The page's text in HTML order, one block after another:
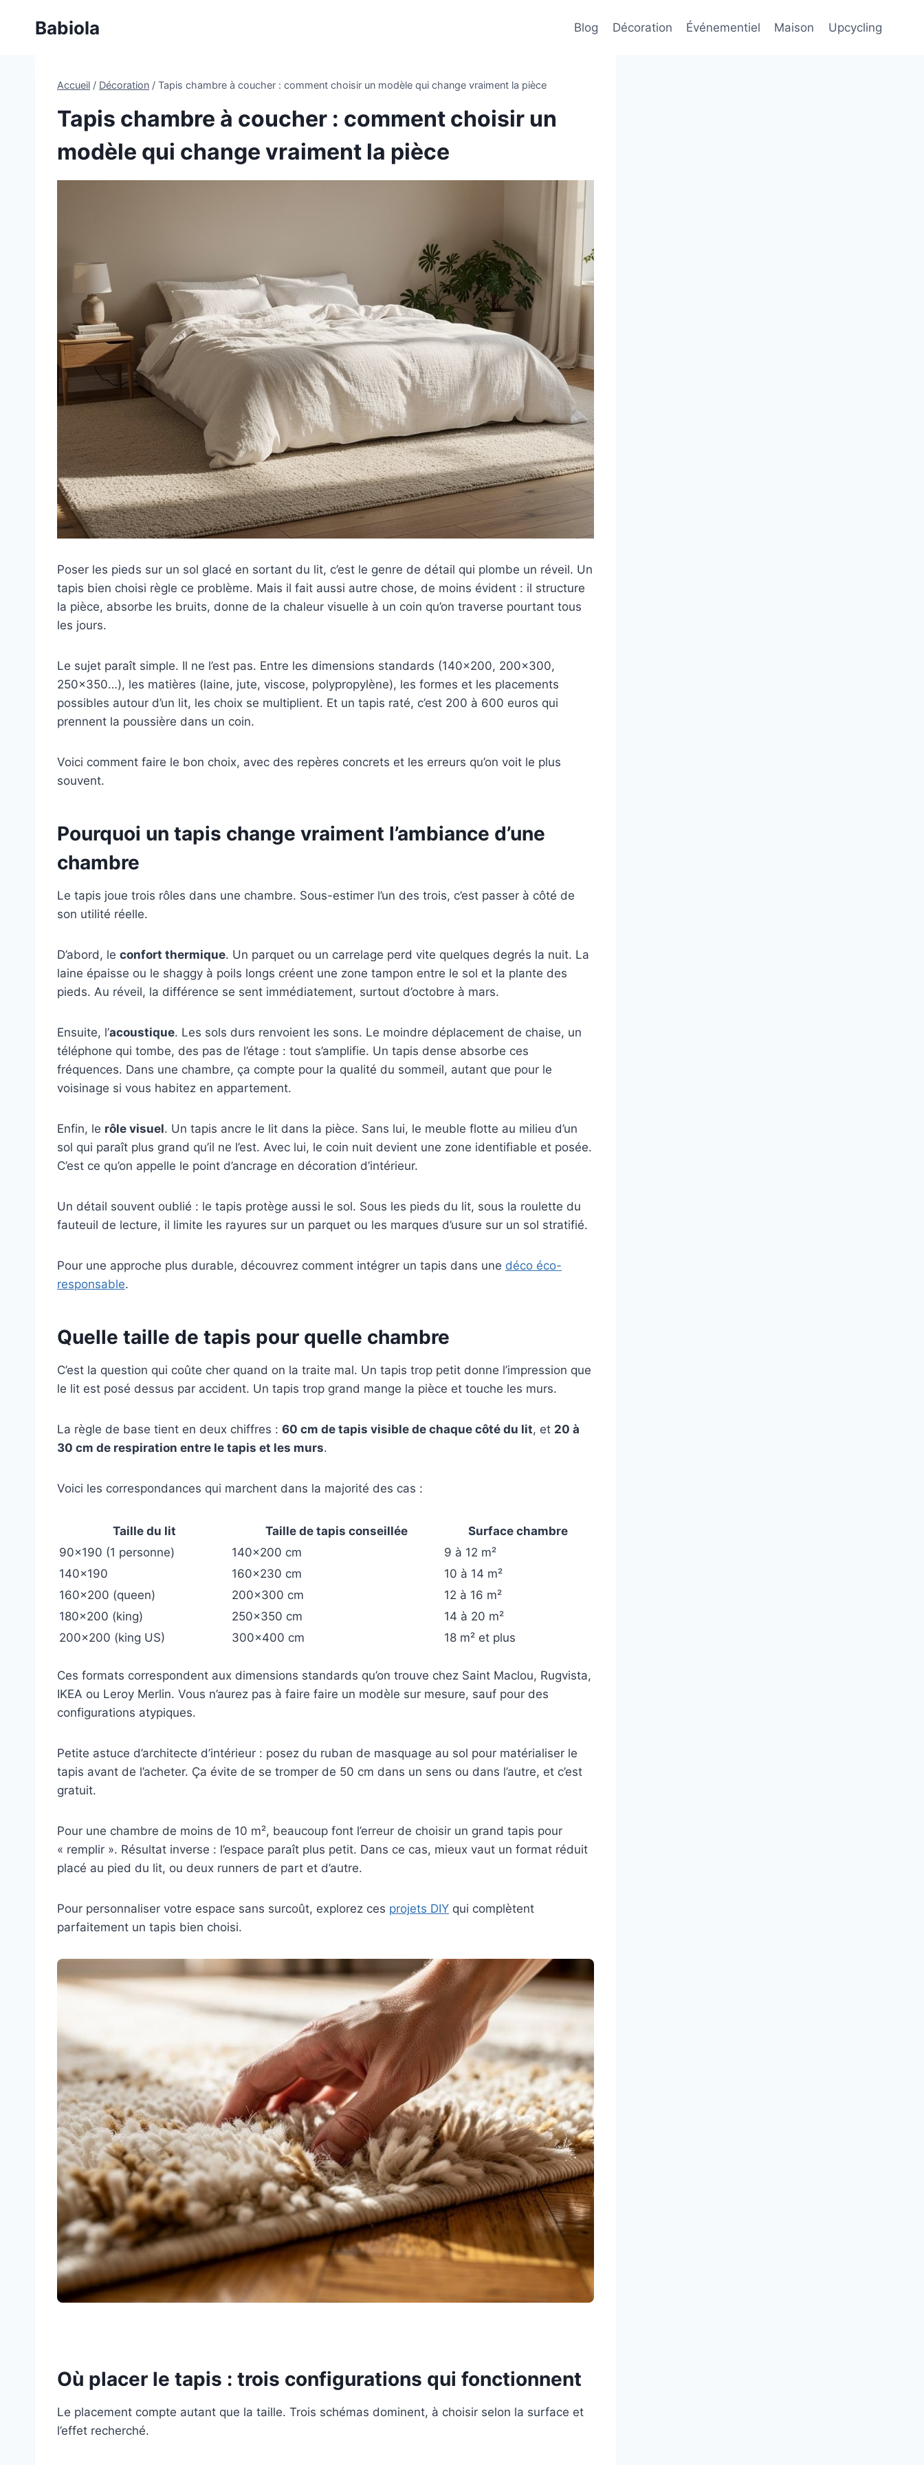
Babiola Blog Décoration Événementiel Maison Upcycling
Accueil / Décoration / Tapis chambre à coucher : comment choisir un modèle qui change vraiment la pièce
Tapis chambre à coucher : comment choisir un
modèle qui change vraiment la pièce
Poser les pieds sur un sol glacé en sortant du lit, c’est le genre de détail qui plombe un réveil. Un
tapis bien choisi règle ce problème. Mais il fait aussi autre chose, de moins évident : il structure
la pièce, absorbe les bruits, donne de la chaleur visuelle à un coin qu’on traverse pourtant tous
les jours.
Le sujet paraît simple. Il ne l’est pas. Entre les dimensions standards (140×200, 200×300,
250×350…), les matières (laine, jute, viscose, polypropylène), les formes et les placements
possibles autour d’un lit, les choix se multiplient. Et un tapis raté, c’est 200 à 600 euros qui
prennent la poussière dans un coin.
Voici comment faire le bon choix, avec des repères concrets et les erreurs qu’on voit le plus
souvent.
Pourquoi un tapis change vraiment l’ambiance d’une
chambre
Le tapis joue trois rôles dans une chambre. Sous-estimer l’un des trois, c’est passer à côté de
son utilité réelle.
D’abord, le confort thermique. Un parquet ou un carrelage perd vite quelques degrés la nuit. La
laine épaisse ou le shaggy à poils longs créent une zone tampon entre le sol et la plante des
pieds. Au réveil, la différence se sent immédiatement, surtout d’octobre à mars.
Ensuite, l’acoustique. Les sols durs renvoient les sons. Le moindre déplacement de chaise, un
téléphone qui tombe, des pas de l’étage : tout s’amplifie. Un tapis dense absorbe ces
fréquences. Dans une chambre, ça compte pour la qualité du sommeil, autant que pour le
voisinage si vous habitez en appartement.
Enfin, le rôle visuel. Un tapis ancre le lit dans la pièce. Sans lui, le meuble flotte au milieu d’un
sol qui paraît plus grand qu’il ne l’est. Avec lui, le coin nuit devient une zone identifiable et posée.
C’est ce qu’on appelle le point d’ancrage en décoration d’intérieur.
Un détail souvent oublié : le tapis protège aussi le sol. Sous les pieds du lit, sous la roulette du
fauteuil de lecture, il limite les rayures sur un parquet ou les marques d’usure sur un sol stratifié.
Pour une approche plus durable, découvrez comment intégrer un tapis dans une déco éco-
responsable.
Quelle taille de tapis pour quelle chambre
C’est la question qui coûte cher quand on la traite mal. Un tapis trop petit donne l’impression que
le lit est posé dessus par accident. Un tapis trop grand mange la pièce et touche les murs.
La règle de base tient en deux chiffres : 60 cm de tapis visible de chaque côté du lit, et 20 à
30 cm de respiration entre le tapis et les murs.
Voici les correspondances qui marchent dans la majorité des cas :
Taille du lit Taille de tapis conseillée
Surface chambre
90×190 (1 personne)
140×200 cm
9 à 12 m²
140×190
160×230 cm
10 à 14 m²
160×200 (queen)
200×300 cm
12 à 16 m²
180×200 (king)
250×350 cm
14 à 20 m²
200×200 (king US)
300×400 cm 18 m² et plus
Ces formats correspondent aux dimensions standards qu’on trouve chez Saint Maclou, Rugvista,
IKEA ou Leroy Merlin. Vous n’aurez pas à faire faire un modèle sur mesure, sauf pour des
configurations atypiques.
Petite astuce d’architecte d’intérieur : posez du ruban de masquage au sol pour matérialiser le
tapis avant de l’acheter. Ça évite de se tromper de 50 cm dans un sens ou dans l’autre, et c’est
gratuit.
Pour une chambre de moins de 10 m², beaucoup font l’erreur de choisir un grand tapis pour
« remplir ». Résultat inverse : l’espace paraît plus petit. Dans ce cas, mieux vaut un format réduit
placé au pied du lit, ou deux runners de part et d’autre.
Pour personnaliser votre espace sans surcoût, explorez ces projets DIY qui complètent
parfaitement un tapis bien choisi.
Où placer le tapis : trois configurations qui fonctionnent
Le placement compte autant que la taille. Trois schémas dominent, à choisir selon la surface et
l’effet recherché.